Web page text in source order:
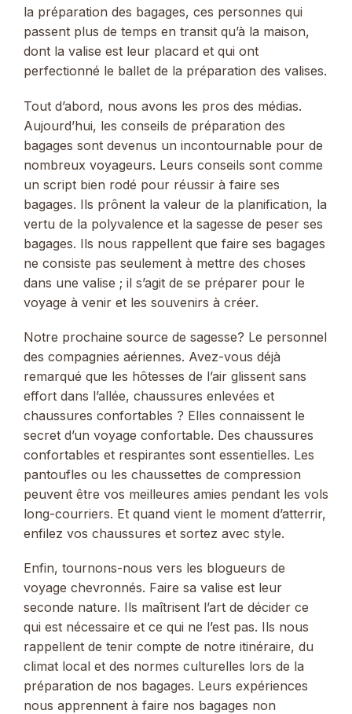
la préparation des bagages, ces personnes qui
passent plus de temps en transit qu’à la maison,
dont la valise est leur placard et qui ont
perfectionné le ballet de la préparation des valises.
Tout d’abord, nous avons les pros des médias.
Aujourd’hui, les conseils de préparation des
bagages sont devenus un incontournable pour de
nombreux voyageurs. Leurs conseils sont comme
un script bien rodé pour réussir à faire ses
bagages. Ils prônent la valeur de la planification, la
vertu de la polyvalence et la sagesse de peser ses
bagages. Ils nous rappellent que faire ses bagages
ne consiste pas seulement à mettre des choses
dans une valise ; il s’agit de se préparer pour le
voyage à venir et les souvenirs à créer.
Notre prochaine source de sagesse? Le personnel
des compagnies aériennes. Avez-vous déjà
remarqué que les hôtesses de l’air glissent sans
effort dans l’allée, chaussures enlevées et
chaussures confortables ? Elles connaissent le
secret d’un voyage confortable. Des chaussures
confortables et respirantes sont essentielles. Les
pantoufles ou les chaussettes de compression
peuvent être vos meilleures amies pendant les vols
long-courriers. Et quand vient le moment d’atterrir,
enfilez vos chaussures et sortez avec style.
Enfin, tournons-nous vers les blogueurs de
voyage chevronnés. Faire sa valise est leur
seconde nature. Ils maîtrisent l’art de décider ce
qui est nécessaire et ce qui ne l’est pas. Ils nous
rappellent de tenir compte de notre itinéraire, du
climat local et des normes culturelles lors de la
préparation de nos bagages. Leurs expériences
nous apprennent à faire nos bagages non